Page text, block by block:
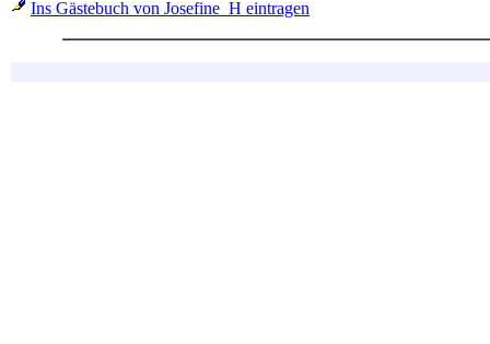
Ins Gästebuch von Josefine_H eintragen